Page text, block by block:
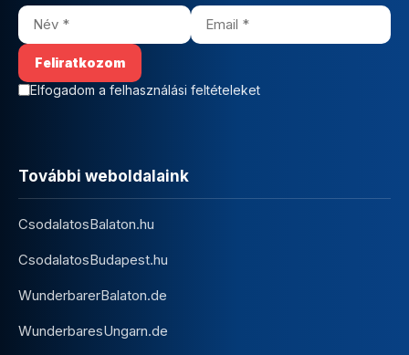
Elfogadom a felhasználási feltételeket
További weboldalaink
CsodalatosBalaton.hu
CsodalatosBudapest.hu
WunderbarerBalaton.de
WunderbaresUngarn.de